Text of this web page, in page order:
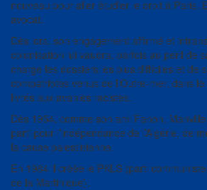
nouveau pour aller étudier le droit à Paris.
avocat.
Dès lors, son engagement affirmé et
colonisation lui vaudra, parfois au péril de
charge les dossiers les plus difficiles et de
compatriotes venus de l’Outre-mer, dans
livrés aux avanies racistes.
Dès 1954, comme son ami Fanon,
parti pour l’indépendance de l’Algérie, de
la cause palestinienne.
En 1984 il créée le PKLS (parti
de la Martinique).